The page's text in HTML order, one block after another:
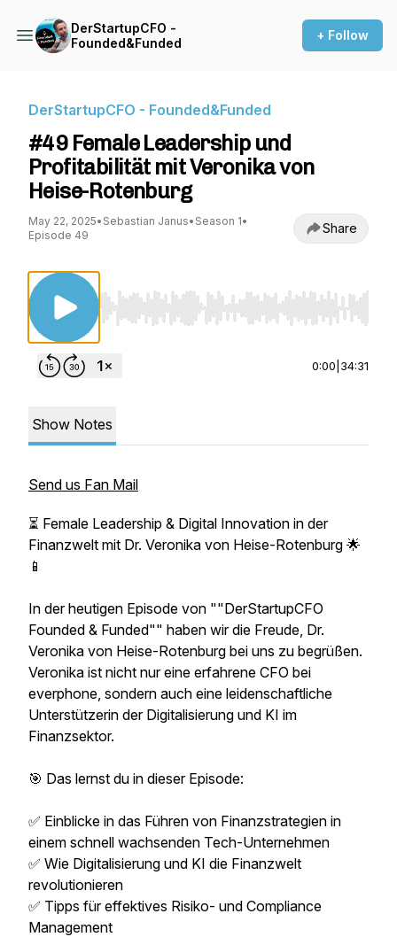
DerStartupCFO -
Founded&Funded
+ Follow
DerStartupCFO - Founded&Funded
#49 Female Leadership und
Profitabilität mit Veronika von
Heise-Rotenburg
May 22, 2025• Sebastian Janus• Season 1•
Episode 49
Share
Use Left/Right to seek, Home/End to jump
0:00 34:31
Show Notes
Send us Fan Mail
⏳ Female Leadership & Digital Innovation in der
Finanzwelt mit Dr. Veronika von Heise-Rotenburg 🌟
📱
In der heutigen Episode von ""DerStartupCFO
Founded & Funded"" haben wir die Freude, Dr.
Veronika von Heise-Rotenburg bei uns zu begrüßen.
Veronika ist nicht nur eine erfahrene CFO bei
everphone, sondern auch eine leidenschaftliche
Unterstützerin der Digitalisierung und KI im
Finanzsektor.
🎯 Das lernst du in dieser Episode:
✅ Einblicke in das Führen von Finanzstrategien in
einem schnell wachsenden Tech-Unternehmen
✅ Wie Digitalisierung und KI die Finanzwelt
revolutionieren
✅ Tipps für effektives Risiko- und Compliance
Management